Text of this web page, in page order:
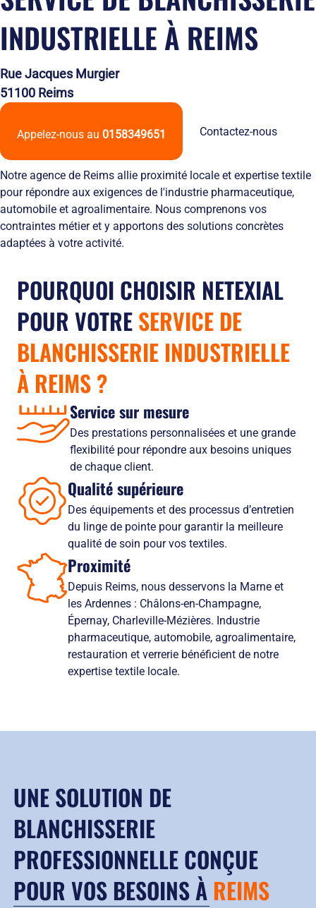
domicile
de
travail
L’engagement
de
textile
équipements
de
protection
individuelle
Entretien
des
obligations
Netexial
quelques
chiffres
Nous
rejoindre
Nos
nous
confiance
RSE
développement
durable
Le
Netexial
locales
service
Solutions
stockage
Tapis
Fontaines
à
Salles
INDUSTRIELLE À REIMS
Rue Jacques Murgier
51100 Reims
Appelez-nous au 0158349651 Contactez-nous
Notre agence de Reims allie proximité locale et expertise textile
pour répondre aux exigences de l'industrie pharmaceutique,
automobile et agroalimentaire. Nous comprenons vos
contraintes métier et y apportons des solutions concrètes
adaptées à votre activité.
POURQUOI CHOISIR NETEXIAL
POUR VOTRESERVICE DE
BLANCHISSERIE INDUSTRIELLE
À REIMS?
Service sur mesure
Des prestations personnalisées et une grande
flexibilité pour répondre aux besoins uniques
de chaque client.
Qualité supérieure
Des équipements et des processus d’entretien
du linge de pointe pour garantir la meilleure
qualité de soin pour vos textiles.
Proximité
Depuis Reims, nous desservons la Marne et
les Ardennes : Châlons-en-Champagne,
Épernay, Charleville-Mézières. Industrie
pharmaceutique, automobile, agroalimentaire,
restauration et verrerie bénéficient de notre
expertise textile locale.
UNE SOLUTION DE
BLANCHISSERIE
PROFESSIONNELLE CONÇUE
POUR VOS BESOINS À REIMS